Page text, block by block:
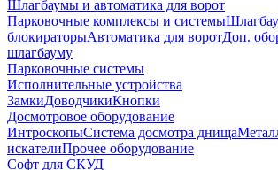
Шлагбаумы и автоматика для ворот
Парковочные комплексы и системы
блокираторыАвтоматика для воротДоп.
шлагбауму
Парковочные системы
Исполнительные устройства
ЗамкиДоводчикиКнопки
Досмотровое оборудование
ИнтроскопыСистема досмотра днища
искателиПрочее оборудование
Софт для СКУД